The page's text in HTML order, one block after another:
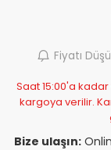
Fiyatı
Saat 15:00'a
kargoya verilir.
Bize ulaşın: